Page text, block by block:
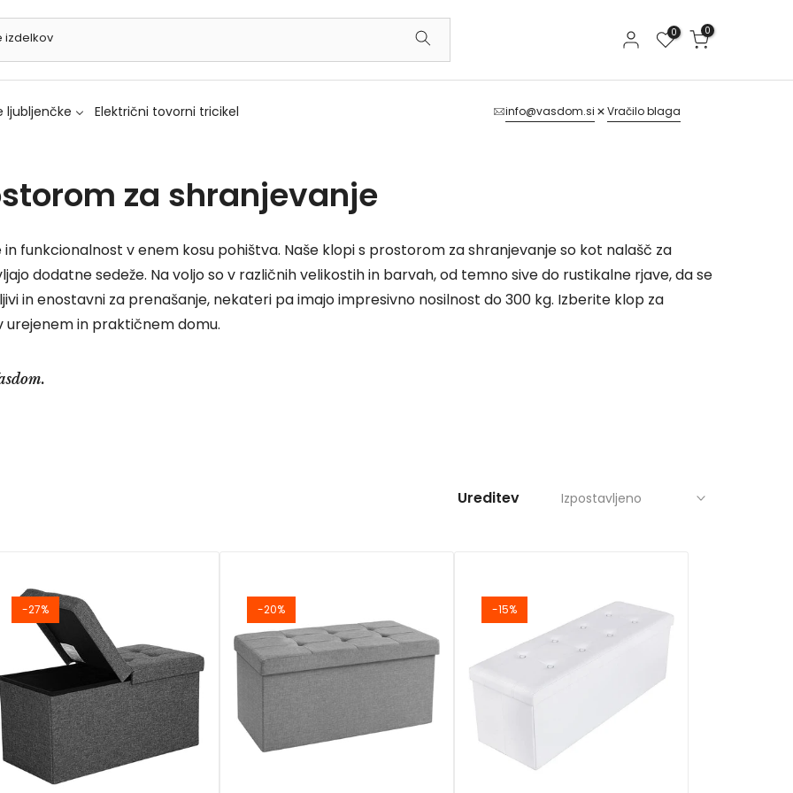
0 0
ljubljenčke Električni tovorni tricikel info@vasdom.si Vračilo blaga
za shranjevanje
in funkcionalnost v enem kosu pohištva. Naše klopi s prostorom za shranjevanje so kot nalašč za
dodatne sedeže. Na voljo so v različnih velikostih in barvah, od temno sive do rustikalne rjave, da se
in enostavni za prenašanje, nekateri pa imajo impresivno nosilnost do 300 kg. Izberite klop za
urejenem in praktičnem domu.
Izpostavljeno
-27% -20% -15%